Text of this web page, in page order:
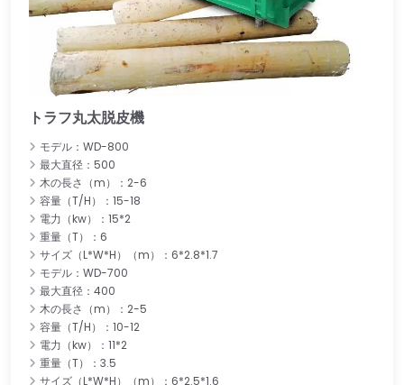
トラフ丸太脱皮機
モデル：WD-800
最大直径：500
木の長さ（m）：2-6
容量（T/H）：15-18
電力（kw）：15*2
重量（T）：6
サイズ（L*W*H）（m）：6*2.8*1.7
モデル：WD-700
最大直径：400
木の長さ（m）：2-5
容量（T/H）：10-12
電力（kw）：11*2
重量（T）：3.5
サイズ（L*W*H）（m）：6*2.5*1.6